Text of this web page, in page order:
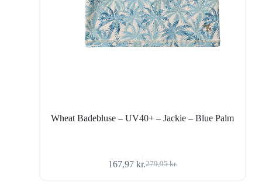
Wheat Badebluse – UV40+ – Jackie – Blue Palm
279,95kr.
Den
167,97 kr.Den